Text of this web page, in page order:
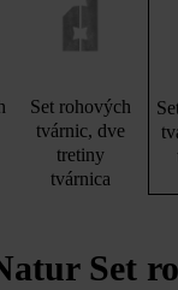
Set rohových
tvárnic, dve
tretiny
tvárnica
Set